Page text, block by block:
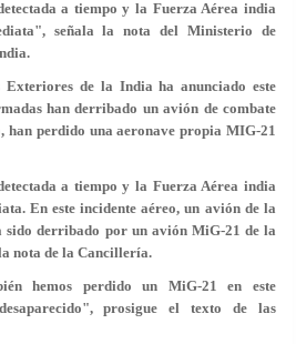
a tiempo y la Fuerza Aérea india
señala la nota del Ministerio de
de la India ha anunciado este
han derribado un avión de combate
han perdido una aeronave propia MIG-21
a tiempo y la Fuerza Aérea india
En este incidente aéreo,un avión de la
sido derribado por un avión MiG-21 de la
nota de la Cancillería.
hemos perdido un MiG-21 en este
prosigue el texto de las